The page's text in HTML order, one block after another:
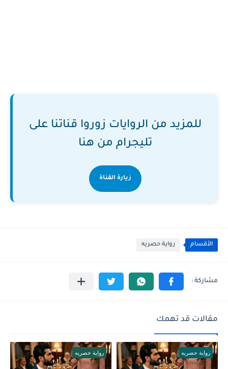
للمزيد من الروايات زوروا قناتنا على
تليجرام من هنا
زيارة القناة
الأقسام رواية حصريه
مقالات قد تهمك
رواية حصريه رواية حصريه